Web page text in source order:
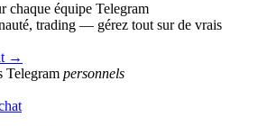
chaque équipe Telegram
trading — gérez tout sur de vrais
→
Telegram personnels